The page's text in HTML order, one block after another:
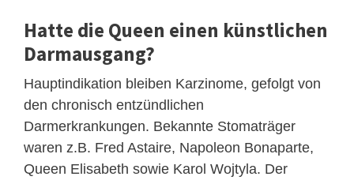
Hatte die Queen einen künstlichen
Darmausgang?
Hauptindikation bleiben Karzinome, gefolgt von
den chronisch entzündlichen
Darmerkrankungen. Bekannte Stomaträger
waren z.B. Fred Astaire, Napoleon Bonaparte,
Queen Elisabeth sowie Karol Wojtyla. Der